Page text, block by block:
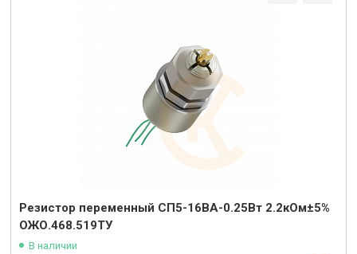
Резистор переменный СП5-16ВА-0.25Вт 2.2кОм±5%
ОЖО.468.519ТУ
В наличии